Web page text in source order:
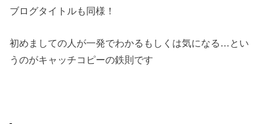
ブログタイトルも同様！
初めましての人が一発でわかるもしくは気になる…とい
うのがキャッチコピーの鉄則です